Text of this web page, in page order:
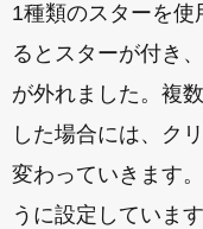
1種類のスターを
るとスターが付き
が外れました。複
した場合には、ク
変わっていきます
うに設定していま